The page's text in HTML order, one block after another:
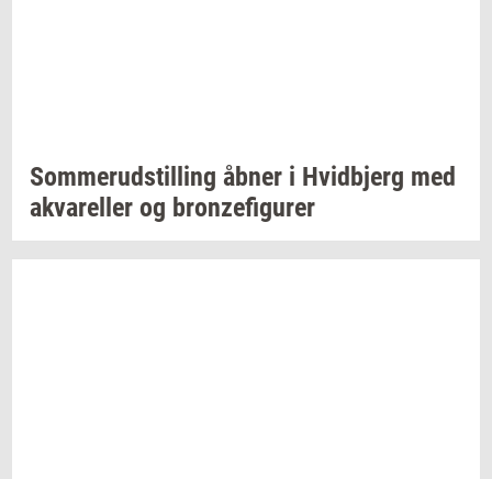
Som­mer­ud­stil­ling åbner i Hvid­b­jerg med
akva­rel­ler og bron­ze­fi­gu­rer